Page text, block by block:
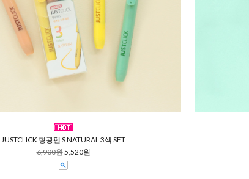
JUSTCLICK 형광펜 S NATURAL 3색 SET
6,900원5,520원